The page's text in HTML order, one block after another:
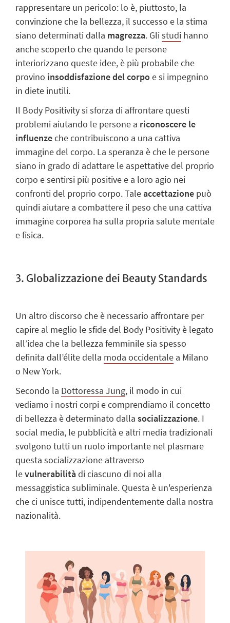
rappresentare un pericolo: lo è, piuttosto, la
convinzione che la bellezza, il successo e la stima
siano determinati dalla magrezza. Glistudi hanno
anche scoperto che quando le persone
interiorizzano queste idee, è più probabile che
provino insoddisfazione del corpoe si impegnino
in diete inutili.
Il Body Positivity si sforza di affrontare questi
problemi aiutando le persone a riconoscere le
influenzeche contribuiscono a una cattiva
immagine del corpo. La speranza è che le persone
siano in grado di adattare le aspettative del proprio
corpo e sentirsi più positive e a loro agio nei
confronti del proprio corpo. Taleaccettazione può
quindi aiutare a combattere il peso che una cattiva
immagine corporea ha sulla propria salute mentale
e fisica.
3. Globalizzazione dei Beauty Standards
Un altro discorso che è necessario affrontare per
capire al meglio le sfide del Body Positivity è legato
all’idea che la bellezza femminile sia spesso
definita dall’élite della moda occidentale a Milano
o New York.
Secondo la Dottoressa Jung, il modo in cui
vediamo i nostri corpi e comprendiamo il concetto
di bellezza è determinato dalla socializzazione. I
social media, le pubblicità e altri media tradizionali
svolgono tutti un ruolo importante nel plasmare
questa socializzazione attraverso
levulnerabilitàdi ciascuno di noi alla
messaggistica subliminale. Questa è un'esperienza
che ci unisce tutti, indipendentemente dalla nostra
nazionalità.